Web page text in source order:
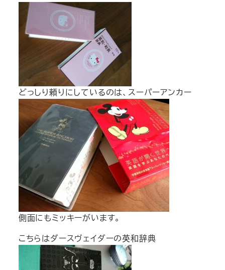
どっしり頼りにしているのは、スーパーアンカー
側面にもミッキーがいます。
こちらはダースヴェイダーの英和辞典